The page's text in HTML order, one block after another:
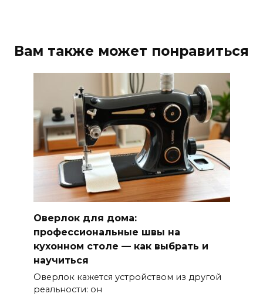
Вам также может понравиться
Оверлок для дома:
профессиональные швы на
кухонном столе — как выбрать и
научиться
Оверлок кажется устройством из другой
реальности: он